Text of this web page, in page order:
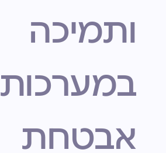
ותמיכה
במערכות
אבטחת